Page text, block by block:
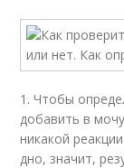
1. Чтобы
добавить в
никакой
дно, значит,